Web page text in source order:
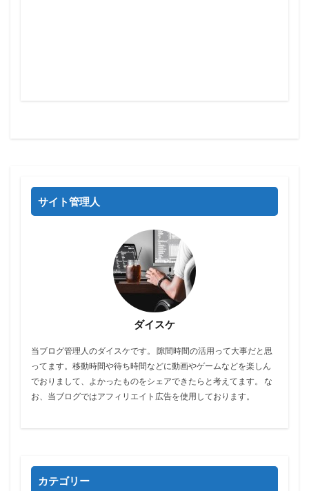
サイト管理人
ダイスケ
当ブログ管理人のダイスケです。 隙間時間の活用って大事だと思
ってます。移動時間や待ち時間などに動画やゲームなどを楽しん
でおりまして、よかったものをシェアできたらと考えてます。 な
お、当ブログではアフィリエイト広告を使用しております。
カテゴリー